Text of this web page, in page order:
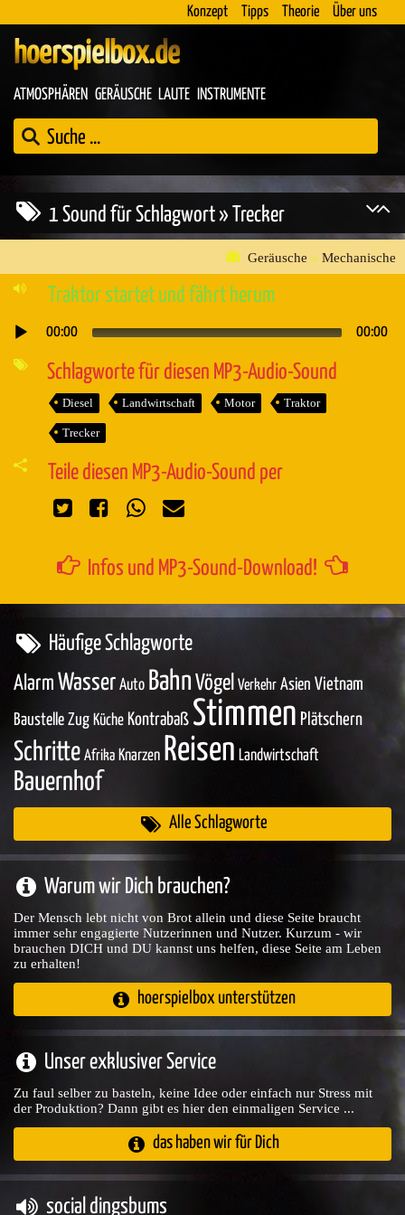
Konzept Tipps Theorie Über uns
hoerspielbox.de
ATMOSPHÄREN GERÄUSCHE LAUTE INSTRUMENTE
1 Sound für Schlagwort » Trecker
Geräusche » Mechanische
Traktor startet und fährt herum
Audio-
00:00 00:00
Schlagworte für diesen MP3-Audio-Sound
Diesel Landwirtschaft Motor Traktor
Trecker
Teile diesen MP3-Audio-Sound per
Infos und MP3-Sound-Download!
Häufige Schlagworte
Alarm Wasser Auto Bahn Vögel Verkehr Asien Vietnam
Baustelle Zug Küche Kontrabaß Stimmen Plätschern
Schritte Afrika Knarzen Reisen Landwirtschaft
Bauernhof
Alle Schlagworte
Warum wir Dich brauchen?
Der Mensch lebt nicht von Brot allein und diese Seite braucht
immer sehr engagierte Nutzerinnen und Nutzer. Kurzum - wir
brauchen DICH und DU kannst uns helfen, diese Seite am Leben
zu erhalten!
hoerspielbox unterstützen
Unser exklusiver Service
Zu faul selber zu basteln, keine Idee oder einfach nur Stress mit
der Produktion? Dann gibt es hier den einmaligen Service ...
das haben wir für Dich
social dingsbums